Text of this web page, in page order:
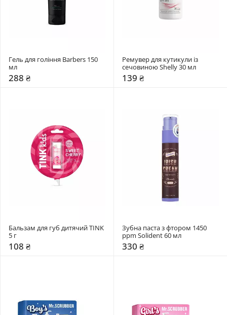
Гель для гоління Barbers 150
мл
288 ₴
Ремувер для кутикули із
139 ₴
Бальзам для губ дитячий TINK
5 г
108 ₴
Зубна паста з фтором 1450
330 ₴